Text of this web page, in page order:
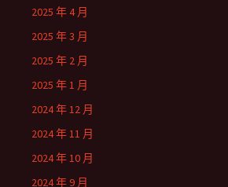
2025 年 4 月
2025 年 3 月
2025 年 2 月
2025 年 1 月
2024 年 12 月
2024 年 11 月
2024 年 10 月
2024 年 9 月